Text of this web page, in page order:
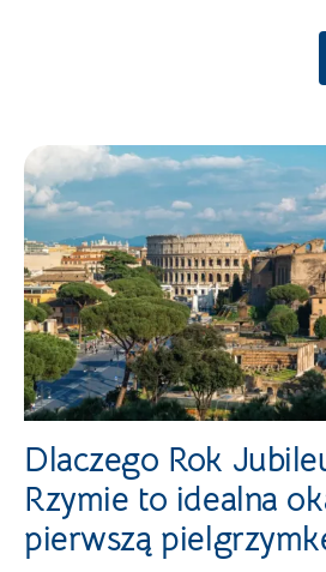
Dlaczego Rok
Rzymie to idealna
pierwszą